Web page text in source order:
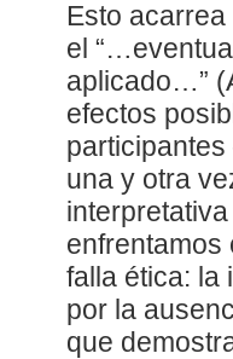
Esto
el
aplicado…”
efectos
una y otra
enfrentamos
falla ética: la
por la
que